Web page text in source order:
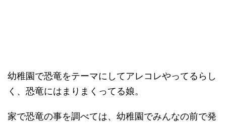
幼稚園で恐竜をテーマにしてアレコレやってるらし
く、恐竜にはまりまくってる娘。
家で恐竜の事を調べては、幼稚園でみんなの前で発